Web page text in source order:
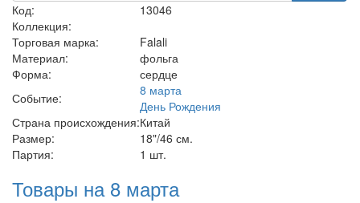
Код:
13046
Коллекция:
Торговая марка:
Falali
Материал:
фольга
Форма:
сердце
Событие:
8 марта
День Рождения
Страна происхождения:Китай
Размер:
18"/46 см.
Партия:
1 шт.
Товары на 8 марта